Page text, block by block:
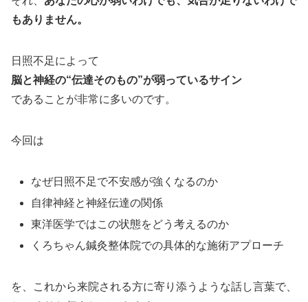
もありません。
日照不足によって
脳と神経の“伝達そのもの”が弱っているサイン
であることが非常に多いのです。
今回は
なぜ日照不足で不安感が強くなるのか
自律神経と神経伝達の関係
東洋医学ではこの状態をどう考えるのか
くろちゃん鍼灸整体院での具体的な施術アプローチ
を、これから来院される方に寄り添うような話し言葉で、